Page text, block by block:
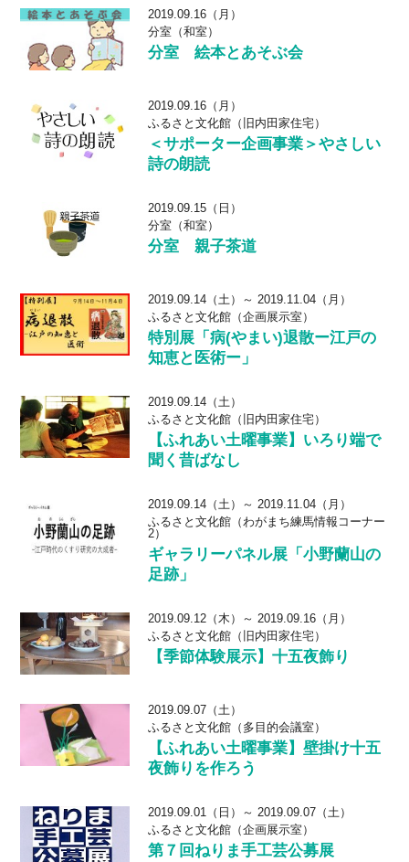
2019.09.16（月）
分室（和室）
分室 絵本とあそぶ会
2019.09.16（月）
ふるさと文化館（旧内田家住宅）
＜サポーター企画事業＞やさしい
詩の朗読
2019.09.15（日）
分室（和室）
分室 親子茶道
2019.09.14（土）～ 2019.11.04（月）
ふるさと文化館（企画展示室）
特別展「病(やまい)退散ー江戸の
知恵と医術ー」
2019.09.14（土）
ふるさと文化館（旧内田家住宅）
【ふれあい土曜事業】いろり端で
聞く昔ばなし
2019.09.14（土）～ 2019.11.04（月）
ふるさと文化館（わがまち練馬情報コーナー
2）
ギャラリーパネル展「小野蘭山の
足跡」
2019.09.12（木）～ 2019.09.16（月）
ふるさと文化館（旧内田家住宅）
【季節体験展示】十五夜飾り
2019.09.07（土）
ふるさと文化館（多目的会議室）
【ふれあい土曜事業】壁掛け十五
夜飾りを作ろう
2019.09.01（日）～ 2019.09.07（土）
ふるさと文化館（企画展示室）
第７回ねりま手工芸公募展